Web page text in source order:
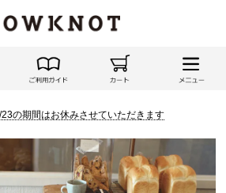
23の期間はお休みさせていただきます